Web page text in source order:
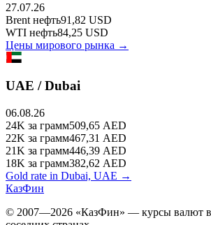
27.07.26
Brent нефть91,82 USD
WTI нефть84,25 USD
Цены мирового рынка →
UAE / Dubai
06.08.26
24K за грамм509,65 AED
22K за грамм467,31 AED
21K за грамм446,39 AED
18K за грамм382,62 AED
Gold rate in Dubai, UAE →
КазФин
© 2007—2026 «КазФин» — курсы валют в